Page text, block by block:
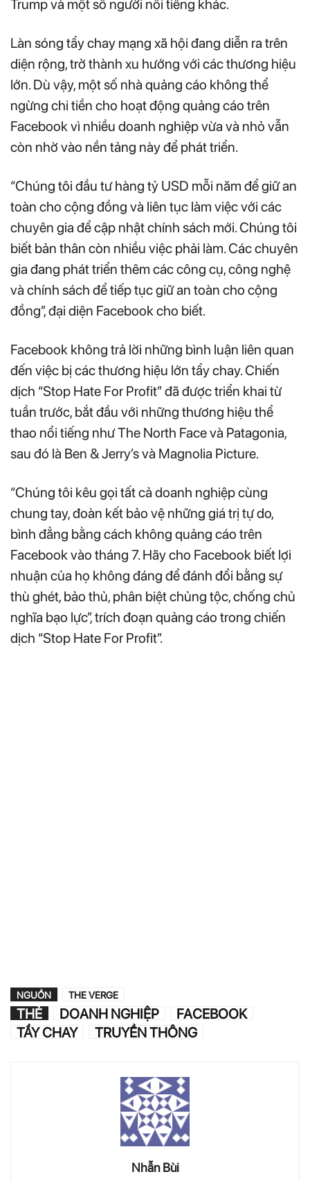
Trump và một số người nổi tiếng khác.
Làn sóng tẩy chay mạng xã hội đang diễn ra trên
diện rộng, trở thành xu hướng với các thương hiệu
lớn. Dù vậy, một số nhà quảng cáo không thể
ngừng chi tiền cho hoạt động quảng cáo trên
Facebook vì nhiều doanh nghiệp vừa và nhỏ vẫn
còn nhờ vào nền tảng này để phát triển.
“Chúng tôi đầu tư hàng tỷ USD mỗi năm để giữ an
toàn cho cộng đồng và liên tục làm việc với các
chuyên gia để cập nhật chính sách mới. Chúng tôi
biết bản thân còn nhiều việc phải làm. Các chuyên
gia đang phát triển thêm các công cụ, công nghệ
và chính sách để tiếp tục giữ an toàn cho cộng
đồng”, đại diện Facebook cho biết.
Facebook không trả lời những bình luận liên quan
đến việc bị các thương hiệu lớn tẩy chay. Chiến
dịch “Stop Hate For Profit” đã được triển khai từ
tuần trước, bắt đầu với những thương hiệu thể
thao nổi tiếng như The North Face và Patagonia,
sau đó là Ben & Jerry’s và Magnolia Picture.
“Chúng tôi kêu gọi tất cả doanh nghiệp cùng
chung tay, đoàn kết bảo vệ những giá trị tự do,
bình đẳng bằng cách không quảng cáo trên
Facebook vào tháng 7. Hãy cho Facebook biết lợi
nhuận của họ không đáng để đánh đổi bằng sự
thù ghét, bảo thủ, phân biệt chủng tộc, chống chủ
nghĩa bạo lực”, trích đoạn quảng cáo trong chiến
dịch “Stop Hate For Profit”.
NGUỒN THE VERGE
THẺ DOANH NGHIỆP
FACEBOOK
TẨY CHAY
TRUYỀN THÔNG
Nhẫn Bùi